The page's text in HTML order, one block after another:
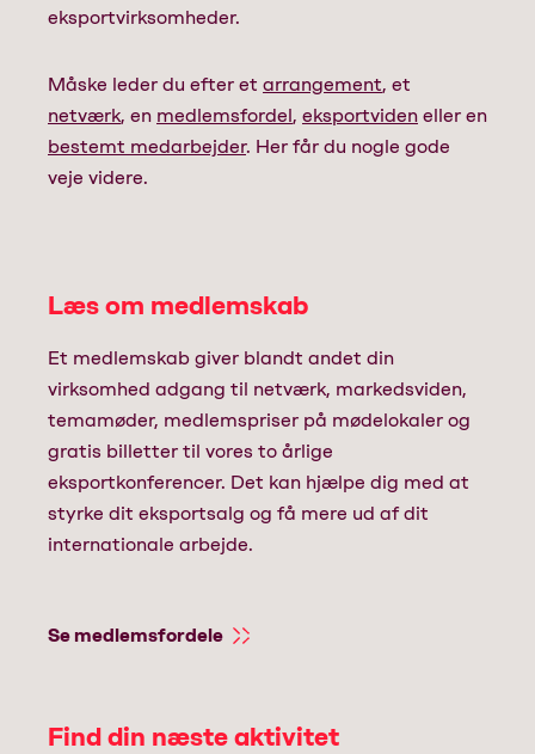
eksportvirksomheder.
Måske leder du efter et arrangement, et
netværk, en medlemsfordel, eksportviden eller en
bestemt medarbejder. Her får du nogle gode
veje videre.
Læs om medlemskab
Et medlemskab giver blandt andet din
virksomhed adgang til netværk, markedsviden,
temamøder, medlemspriser på mødelokaler og
gratis billetter til vores to årlige
eksportkonferencer. Det kan hjælpe dig med at
styrke dit eksportsalg og få mere ud af dit
internationale arbejde.
Se medlemsfordele
Find din næste aktivitet